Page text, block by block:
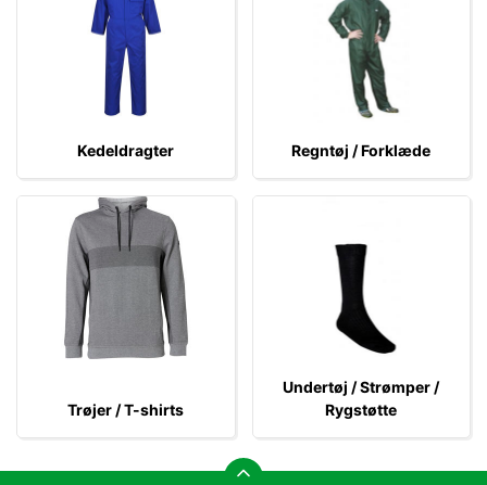
Kedeldragter Regntøj / Forklæde
Trøjer / T-shirts
Undertøj / Strømper /
Rygstøtte